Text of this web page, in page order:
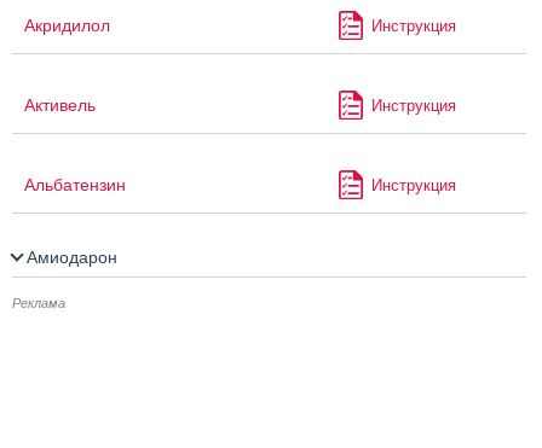
Акридилол Инструкция
Активель Инструкция
Альбатензин Инструкция
Амиодарон
Реклама